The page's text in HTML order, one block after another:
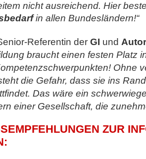
nicht ausreichend. Hier
in allen Bundesländern!“
Referentin der GI und
braucht einen festen Platz
Ohne
die Gefahr, dass sie ins
Das wäre ein
einer Gesellschaft, die
ZUR